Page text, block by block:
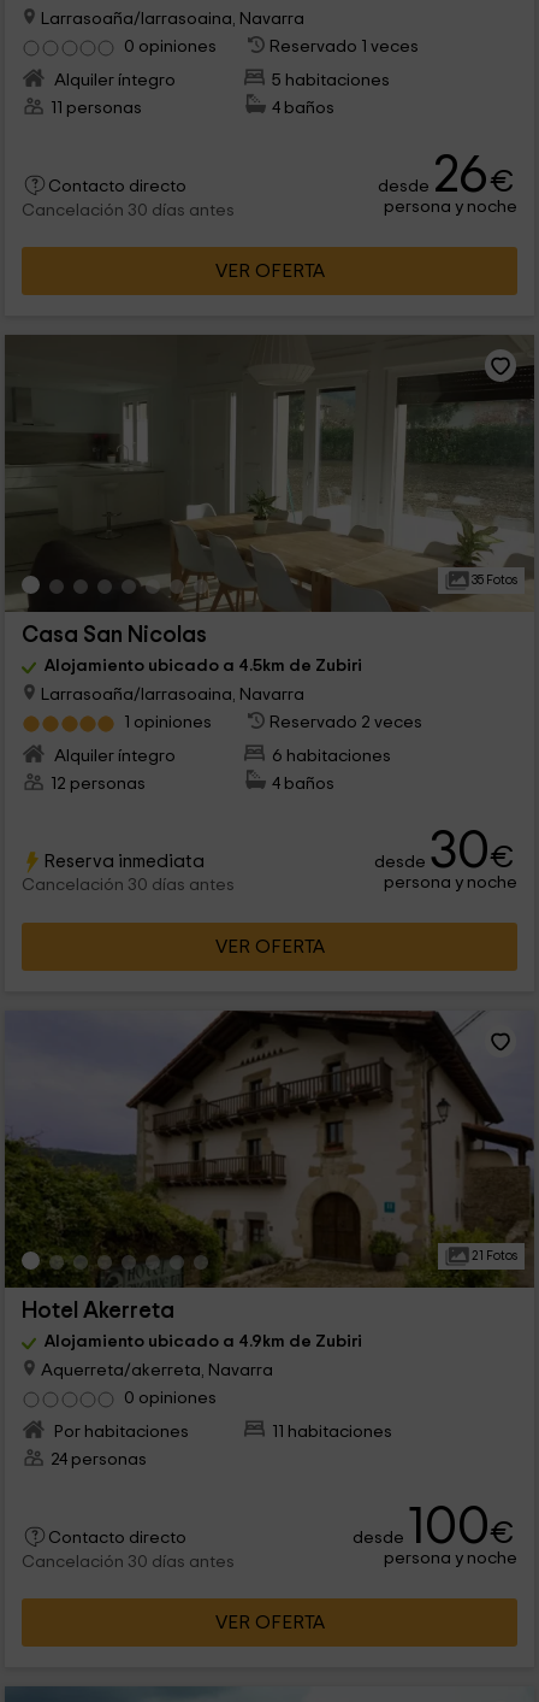
Larrasoaña/larrasoaina, Navarra
0 opiniones
Reservado 1 veces
Alquiler íntegro
5 habitaciones
11 personas
4 baños
Contacto directo
Cancelación 30 días antes
desde 26€
persona y noche
VER OFERTA
35 Fotos
Casa San Nicolas
Alojamiento ubicado a 4.5km de Zubiri
Larrasoaña/larrasoaina, Navarra
1 opiniones
Reservado 2 veces
Alquiler íntegro
6 habitaciones
12 personas
4 baños
Reserva inmediata
Cancelación 30 días antes
desde 30€
persona y noche
VER OFERTA
21 Fotos
Hotel Akerreta
Alojamiento ubicado a 4.9km de Zubiri
Aquerreta/akerreta, Navarra
0 opiniones
Por habitaciones
11 habitaciones
24 personas
Contacto directo
Cancelación 30 días antes
desde 100€
persona y noche
VER OFERTA